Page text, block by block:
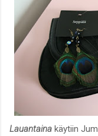
Lauantaina käytiin